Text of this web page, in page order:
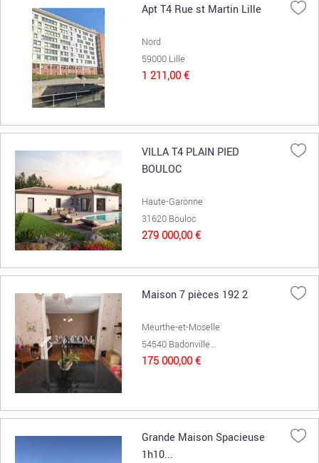
Apt T4 Rue st Martin Lille
Nord
59000 Lille
1 211,00 €
VILLA T4 PLAIN PIED
BOULOC
Haute-Garonne
31620 Bouloc
279 000,00 €
Maison 7 pièces 192 2
Meurthe-et-Moselle
54540 Badonville...
175 000,00 €
Grande Maison Spacieuse
1h10...